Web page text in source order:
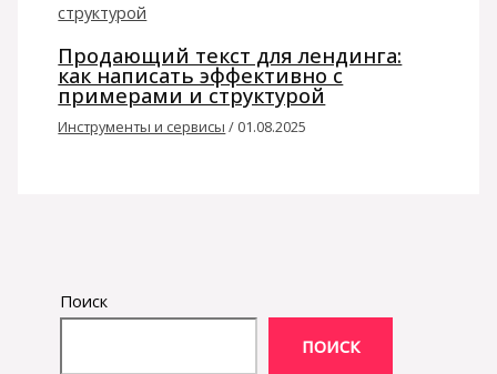
Продающий текст для лендинга:
как написать эффективно с
примерами и структурой
Инструменты и сервисы / 01.08.2025
Поиск
ПОИСК